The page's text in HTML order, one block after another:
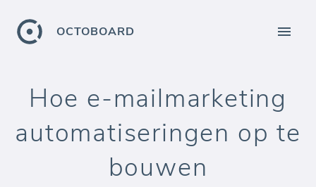
OCTOBOARD
Hoe e-mailmarketing
automatiseringen op te
bouwen